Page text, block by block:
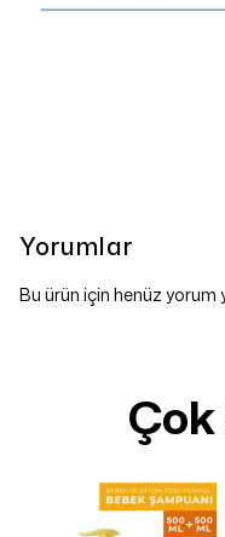
Yorumlar
Bu ürün için henüz yorum